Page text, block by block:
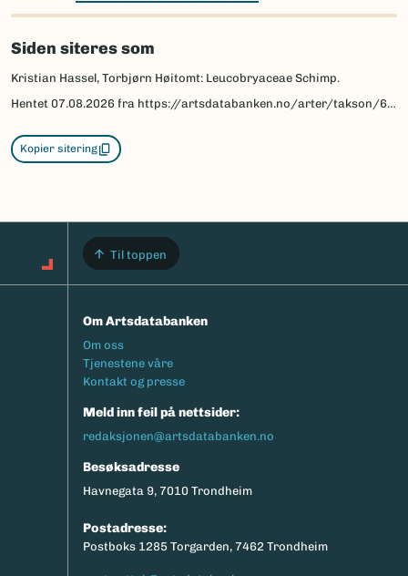
Siden siteres som
Kristian Hassel, Torbjørn Høitomt: Leucobryaceae Schimp.
Hentet 07.08.2026 fra https://artsdatabanken.no/arter/takson/64194/beskrivelse
Kopier sitering
Til toppen
Om Artsdatabanken
Footermeny
Om oss
Tjenestene våre
Kontakt og presse
Meld inn feil på nettsider:
redaksjonen@artsdatabanken.no
Besøksadresse
Havnegata 9, 7010 Trondheim
Postadresse:
Postboks 1285 Torgarden, 7462 Trondheim